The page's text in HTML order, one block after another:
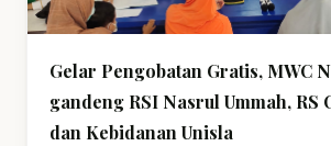
Gelar Pengobatan Gratis, MWC
gandeng RSI Nasrul Ummah, RS
dan Kebidanan Unisla